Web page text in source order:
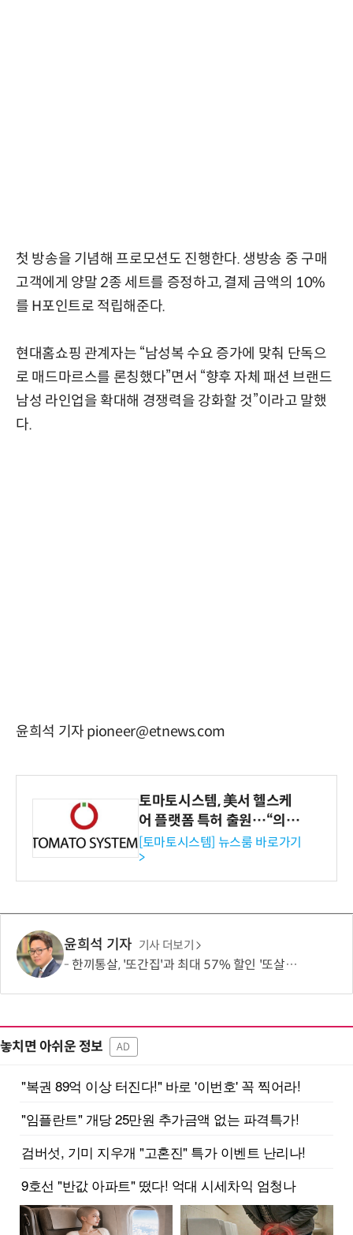
첫 방송을 기념해 프로모션도 진행한다. 생방송 중 구매
고객에게 양말 2종 세트를 증정하고, 결제 금액의 10%
를 H포인트로 적립해준다.
현대홈쇼핑 관계자는 “남성복 수요 증가에 맞춰 단독으
로 매드마르스를 론칭했다”면서 “향후 자체 패션 브랜드
남성 라인업을 확대해 경쟁력을 강화할 것”이라고 말했
다.
윤희석 기자 pioneer@etnews.com
토마토시스템, 美서 헬스케
어 플랫폼 특허 출원…“의료
기관·보험사 공략”
[토마토시스템] 뉴스룸 바로가기
>
윤희석 기자 기사 더보기
한끼통살, '또간집'과 최대 57% 할인 '또살집' 프로모션
놓치면 아쉬운 정보 AD